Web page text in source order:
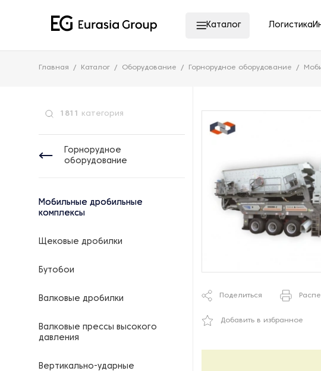
Каталог Логистика
Главная Каталог Оборудование Горнорудное оборудование
1811 категория
Горнорудное
оборудование
Мобильные дробильные
комплексы
Щековые дробилки
Бутобои
Валковые дробилки
Валковые прессы высокого
давления
Вертикально-ударные
Поделиться
Добавить в избранное